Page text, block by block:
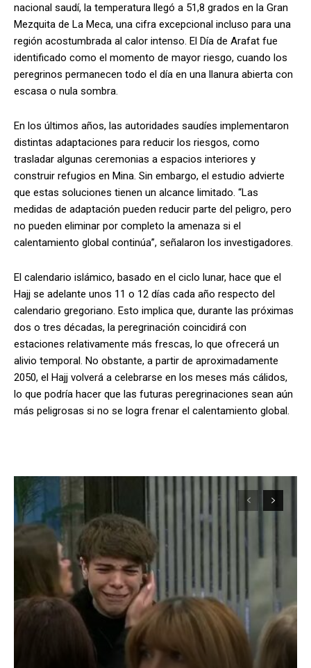
nacional saudí, la temperatura llegó a 51,8 grados en la Gran
Mezquita de La Meca, una cifra excepcional incluso para una
región acostumbrada al calor intenso. El Día de Arafat fue
identificado como el momento de mayor riesgo, cuando los
peregrinos permanecen todo el día en una llanura abierta con
escasa o nula sombra.
En los últimos años, las autoridades saudíes implementaron
distintas adaptaciones para reducir los riesgos, como
trasladar algunas ceremonias a espacios interiores y
construir refugios en Mina. Sin embargo, el estudio advierte
que estas soluciones tienen un alcance limitado. “Las
medidas de adaptación pueden reducir parte del peligro, pero
no pueden eliminar por completo la amenaza si el
calentamiento global continúa”, señalaron los investigadores.
El calendario islámico, basado en el ciclo lunar, hace que el
Hajj se adelante unos 11 o 12 días cada año respecto del
calendario gregoriano. Esto implica que, durante las próximas
dos o tres décadas, la peregrinación coincidirá con
estaciones relativamente más frescas, lo que ofrecerá un
alivio temporal. No obstante, a partir de aproximadamente
2050, el Hajj volverá a celebrarse en los meses más cálidos,
lo que podría hacer que las futuras peregrinaciones sean aún
más peligrosas si no se logra frenar el calentamiento global.